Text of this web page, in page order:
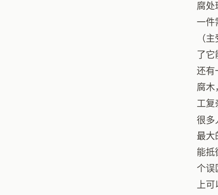
腐处
一件
（
了它
还有
腐木
工复
很多
最大
能抵
个误
上